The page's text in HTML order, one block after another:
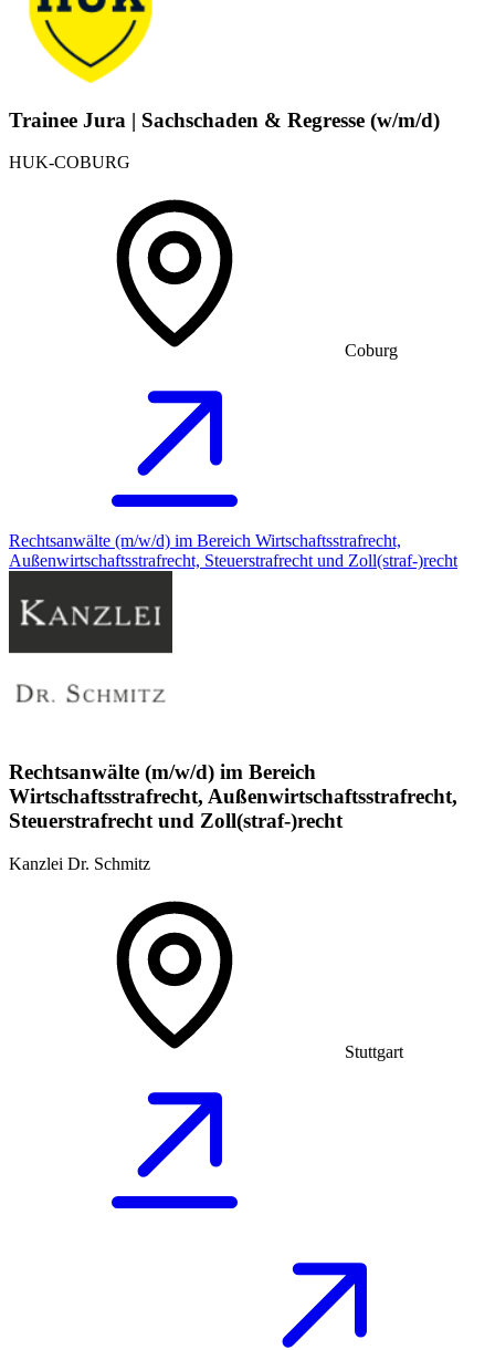
Trainee Jura | Sachschaden & Regresse (w/m/d)
HUK-COBURG
Coburg
Rechtsanwälte (m/w/d) im Bereich Wirtschaftsstrafrecht,
Außenwirtschaftsstrafrecht, Steuerstrafrecht und Zoll(straf-)recht
Rechtsanwälte (m/w/d) im Bereich
Wirtschaftsstrafrecht, Außenwirtschaftsstrafrecht,
Steuerstrafrecht und Zoll(straf-)recht
Kanzlei Dr. Schmitz
Stuttgart